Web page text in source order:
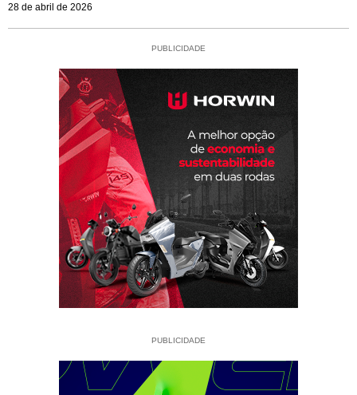
28 de abril de 2026
PUBLICIDADE
PUBLICIDADE